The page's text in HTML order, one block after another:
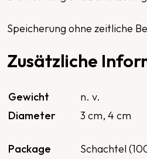
Speicherung ohne zeitliche
Zusätzliche
Gewicht
n. v.
Diameter
3 cm, 4 cm
Package
Schachtel